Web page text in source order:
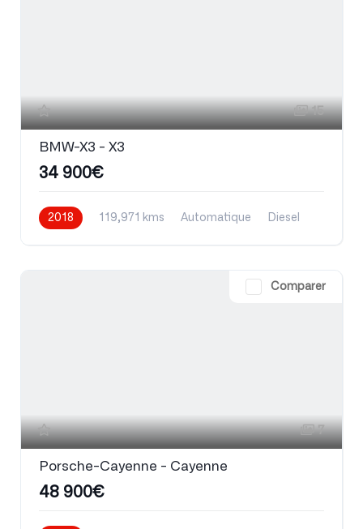
15
BMW-X3 - X3
34 900€
2018 119,971 kms Automatique Diesel
Comparer
7
Porsche-Cayenne - Cayenne
48 900€